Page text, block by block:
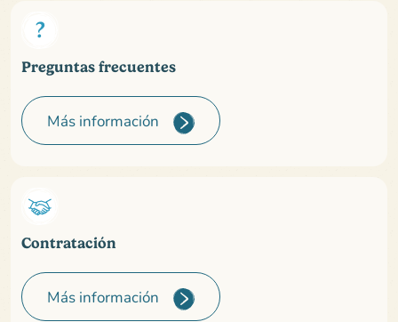
Preguntas frecuentes
Más información
Contratación
Más información